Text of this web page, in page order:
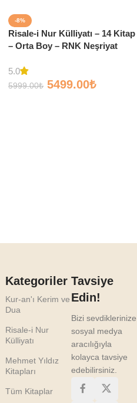
-8%
Risale-i Nur Külliyatı – 14 Kitap
– Orta Boy – RNK Neşriyat
5.0
5999.00₺ 5499.00₺
Kategoriler
Kur-an'ı Kerim ve
Dua
Risale-i Nur
Külliyatı
Mehmet Yıldız
Kitapları
Tüm Kitaplar
Tavsiye
Edin!
Bizi sevdiklerinize
sosyal medya
aracılığıyla
kolayca tavsiye
edebilirsiniz.